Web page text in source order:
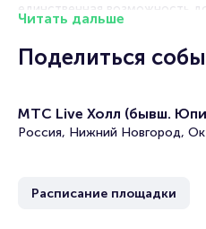
единственная возможность
трагикомедию.
Билеты на спектакль
продажи билетов на
Среднее время на покупку
популярностью у зрителей.
Читать дальше
Поделиться
МТС Live Холл (бывш.
Россия, Нижний Новгород,
Расписание площадки